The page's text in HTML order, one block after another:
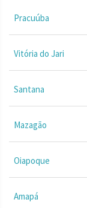
Pracuúba
Vitória do Jari
Santana
Mazagão
Oiapoque
Amapá